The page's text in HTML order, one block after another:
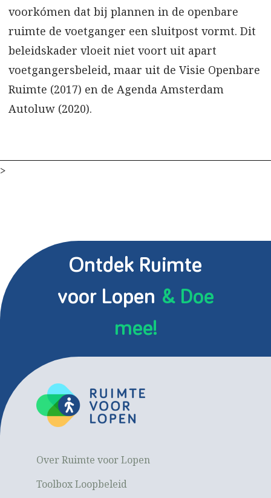
voorkómen dat bij plannen in de openbare
ruimte de voetganger een sluitpost vormt. Dit
beleidskader vloeit niet voort uit apart
voetgangersbeleid, maar uit de Visie Openbare
Ruimte (2017) en de Agenda Amsterdam
Autoluw (2020).
>
Ontdek Ruimte
voor Lopen & Doe
mee!
Over Ruimte voor Lopen
Toolbox Loopbeleid